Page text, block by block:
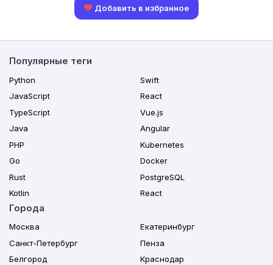
Добавить в избранное
Популярные теги
Python
JavaScript
TypeScript
Java
PHP
Go
Rust
Kotlin
Swift
React
Vue.js
Angular
Kubernetes
Docker
PostgreSQL
React
Города
Москва
Санкт-Петербург
Белгород
Екатеринбург
Пенза
Краснодар